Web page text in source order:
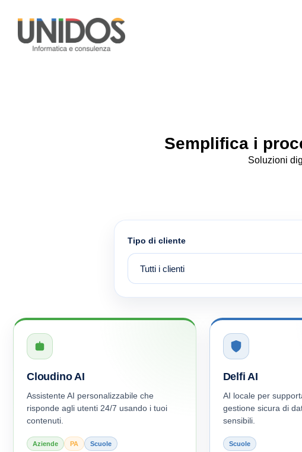
Semplifica i
Soluzioni
Tipo di cliente
Cloudino AI
Assistente AI personalizzabile che
risponde agli utenti 24/7 usando i tuoi
contenuti.
Aziende PA Scuole
Delfi AI
AI locale per
gestione sicura di
sensibili.
Scuole